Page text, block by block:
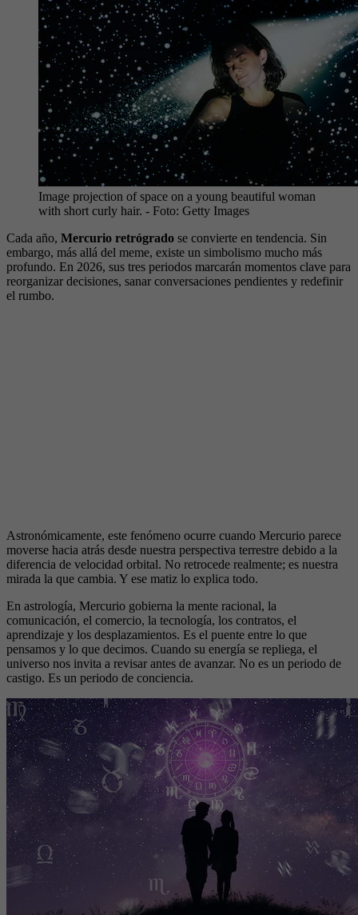
Image projection of space on a young beautiful woman
with short curly hair. - Foto: Getty Images
Cada año, Mercurio retrógrado se convierte en tendencia. Sin
embargo, más allá del meme, existe un simbolismo mucho más
profundo. En 2026, sus tres periodos marcarán momentos clave para
reorganizar decisiones, sanar conversaciones pendientes y redefinir
el rumbo.
Astronómicamente, este fenómeno ocurre cuando Mercurio parece
moverse hacia atrás desde nuestra perspectiva terrestre debido a la
diferencia de velocidad orbital. No retrocede realmente; es nuestra
mirada la que cambia. Y ese matiz lo explica todo.
En astrología, Mercurio gobierna la mente racional, la
comunicación, el comercio, la tecnología, los contratos, el
aprendizaje y los desplazamientos. Es el puente entre lo que
pensamos y lo que decimos. Cuando su energía se repliega, el
universo nos invita a revisar antes de avanzar. No es un periodo de
castigo. Es un periodo de conciencia.